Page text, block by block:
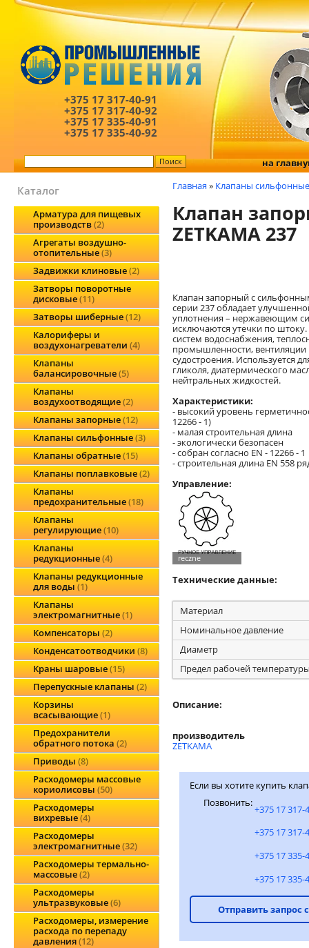
+375 17 317-40-91
+375 17 317-40-92
+375 17 335-40-91
+375 17 335-40-92
на
Каталог
Арматура для пищевых
производств 2
Агрегаты воздушно-
отопительные 3
Задвижки клиновые 2
Затворы поворотные
дисковые 11
Затворы шиберные 12
Калориферы и
воздухонагреватели 4
Клапаны
балансировочные 5
Клапаны
воздухоотводящие 2
Клапаны запорные 12
Клапаны сильфонные 3
Клапаны обратные 15
Клапаны поплавковые 2
Клапаны
предохранительные 18
Клапаны
регулирующие 10
Клапаны
редукционные 4
Клапаны редукционные
для воды 1
Клапаны
электромагнитные 1
Компенсаторы 2
Конденсатоотводчики 8
Краны шаровые 15
Перепускные клапаны 2
Корзины
всасывающие 1
Предохранители
обратного потока 2
Приводы 8
Расходомеры массовые
кориолисовы 50
Расходомеры
вихревые 4
Расходомеры
электромагнитные 32
Расходомеры термально-
массовые 2
Расходомеры
ультразвуковые 6
Расходомеры, измерение
расхода по перепаду
давления 12
Главная » Клапаны сильфонные
Клапан
ZETKAMA 237
Клапан запорный с
серии 237 обладает
уплотнения – нержавеющим
исключаются утечки по
систем водоснабжения,
промышленности,
судостроения. Используется
гликоля, диатермического
нейтральных жидкостей.
Характеристики:
- высокий уровень
12266 - 1)
- малая строительная длина
- экологически безопасен
- собран согласно EN - 12266 - 1
- строительная длина EN 558
Управление:
Технические данные:
Материал
Номинальное давление
Диаметр
Предел рабочей
Описание:
производитель
ZETKAMA
Если вы хотите купить
Позвонить:
+375 17 317-
+375 17 317-
+375 17 335-
+375 17 335-
Отправить запрос